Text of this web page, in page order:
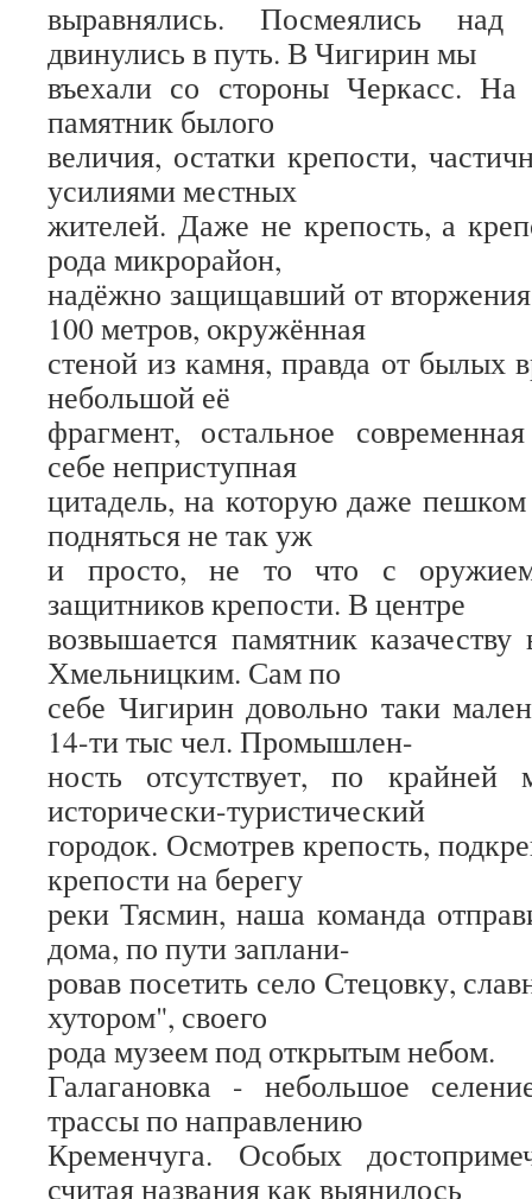
выравнялись. Посмеялись
двинулись в путь. В Чигирин мы
въехали со стороны Черкасс. На
памятник былого
величия, остатки крепости,
усилиями местных
жителей. Даже не крепость, а
рода микрорайон,
надёжно защищавший от
100 метров, окружённая
стеной из камня, правда от былых
небольшой её
фрагмент, остальное
себе неприступная
цитадель, на которую даже
подняться не так уж
и просто, не то что с
защитников крепости. В центре
возвышается памятник
Хмельницким. Сам по
себе Чигирин довольно таки
14-ти тыс чел. Промышлен-
ность отсутствует, по крайней
исторически-туристический
городок. Осмотрев крепость,
крепости на берегу
реки Тясмин, наша команда
дома, по пути заплани-
ровав посетить село Стецовку,
хутором", своего
рода музеем под открытым небом.
Галагановка - небольшое
трассы по направлению
Кременчуга. Особых
считая названия как выянилось